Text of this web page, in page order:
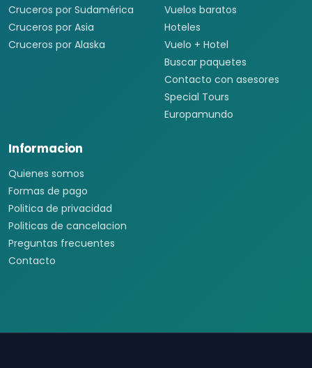
Cruceros por Sudamérica
Cruceros por Asia
Cruceros por Alaska
Vuelos baratos
Hoteles
Vuelo + Hotel
Buscar paquetes
Contacto con asesores
Special Tours
Europamundo
Informacion
Quienes somos
Formas de pago
Politica de privacidad
Politicas de cancelacion
Preguntas frecuentes
Contacto